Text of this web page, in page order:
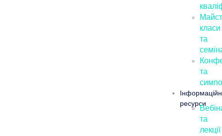
класи
та
та
ресурси
та
лекції